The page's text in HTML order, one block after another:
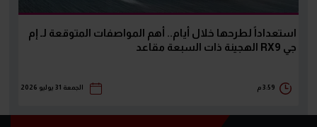
استعداداً لطرحها خلال أيام.. أهم المواصفات المتوقعة لـ إم
جي RX9 الهجينة ذات السبعة مقاعد
3:59 م الجمعة 31 يوليو 2026